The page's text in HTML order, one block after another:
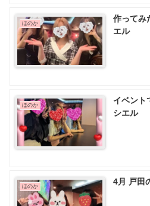
ほのか
作ってみ
エル
ほのか
イベント
シエル
ほのか 4月 戸田